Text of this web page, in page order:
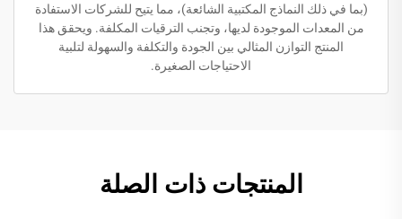
(بما في ذلك النماذج المكتبية الشائعة)، مما يتيح للشركات الاستفادة
من المعدات الموجودة لديها، وتجنب الترقيات المكلفة. ويحقق هذا
المنتج التوازن المثالي بين الجودة والتكلفة والسهولة لتلبية
الاحتياجات الصغيرة.
المنتجات ذات الصلة